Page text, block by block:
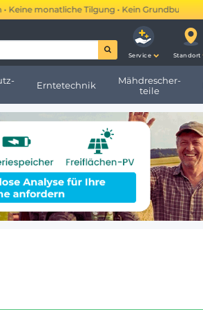
monatliche Tilgung • Kein Grundbucheintrag
Service Standort
Erntetechnik
Mähdrescher-
teile